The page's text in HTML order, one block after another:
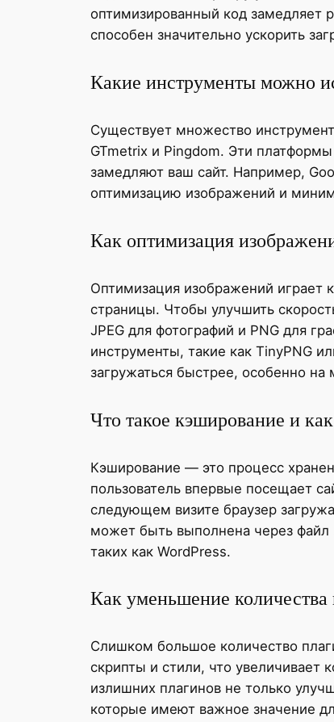
оптимизированный код замедляет
способен значительно ускорить
Какие инструменты можно
Существует множество
GTmetrix и Pingdom. Эти
замедляют ваш сайт. Например,
оптимизацию изображений и
Как оптимизация
Оптимизация изображений играет
страницы. Чтобы улучшить
JPEG для фотографий и PNG для
инструменты, такие как TinyPNG
загружаться быстрее, особенно на
Что такое кэширование и
Кэширование — это процесс
пользователь впервые посещает
следующем визите браузер
может быть выполнена через файл
таких как WordPress.
Как уменьшение количества
Слишком большое количество
скрипты и стили, что увеличивает
излишних плагинов не только
которые имеют важное значение